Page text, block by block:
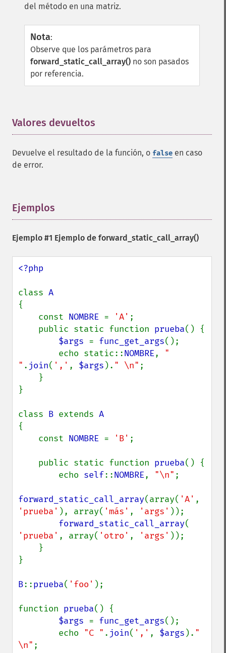
del método en una matriz.
Nota:
Observe que los parámetros para
forward_static_call_array() no son pasados
por referencia.
Valores devueltos
Devuelve el resultado de la función, o false en caso
de error.
Ejemplos
Ejemplo #1 Ejemplo de forward_static_call_array()
<?php
class
{
    const
NOMBRE = 'A' ;
    public static function
prueba() {
$args = func_get_args();
        echo static::
NOMBRE, "
" . join( ',' , $args ). " \n" ;
}
class B extends
{
    const
NOMBRE = 'B' ;
    public static function
prueba() {
        echo
self::NOMBRE, "\n" ;
forward_static_call_array(array( 'A'
'prueba' ), array( 'más' , 'args' ));
forward_static_call_array
'prueba' , array( 'otro' , 'args' ));
}
B::prueba( 'foo' );
function prueba() {
$args = func_get_args();
        echo
"C " . join( ',' , $args ). "
\n" ;